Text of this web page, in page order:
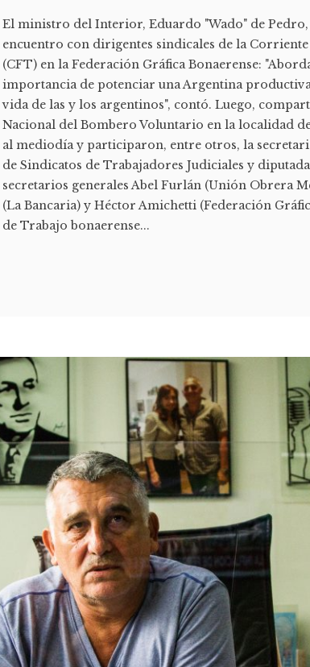
El ministro del Interior, Eduardo "Wado" de
encuentro con dirigentes sindicales de la
(CFT) en la Federación Gráfica Bonaerense:
importancia de potenciar una Argentina
vida de las y los argentinos", contó. Luego,
Nacional del Bombero Voluntario en la localidad
al mediodía y participaron, entre otros, la
de Sindicatos de Trabajadores Judiciales y
secretarios generales Abel Furlán (Unión Obrera
(La Bancaria) y Héctor Amichetti (Federación
de Trabajo bonaerense...